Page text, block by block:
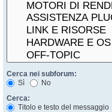
Cerca nei subforum:
Sì
No
Cerca:
Titolo e testo del messaggio